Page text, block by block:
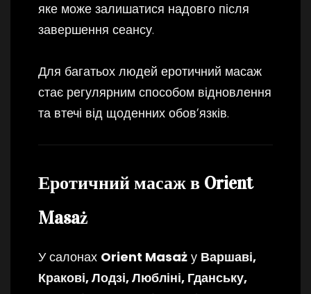
яке може залишатися надовго після
завершення сеансу.
Для багатьох людей еротичний масаж
стає регулярним способом відновлення
та втечі від щоденних обов’язків.
Еротичний масаж в Orient
Masaż
У салонах Orient Masaż у Варшаві,
Кракові, Лодзі, Любліні, Гданську,